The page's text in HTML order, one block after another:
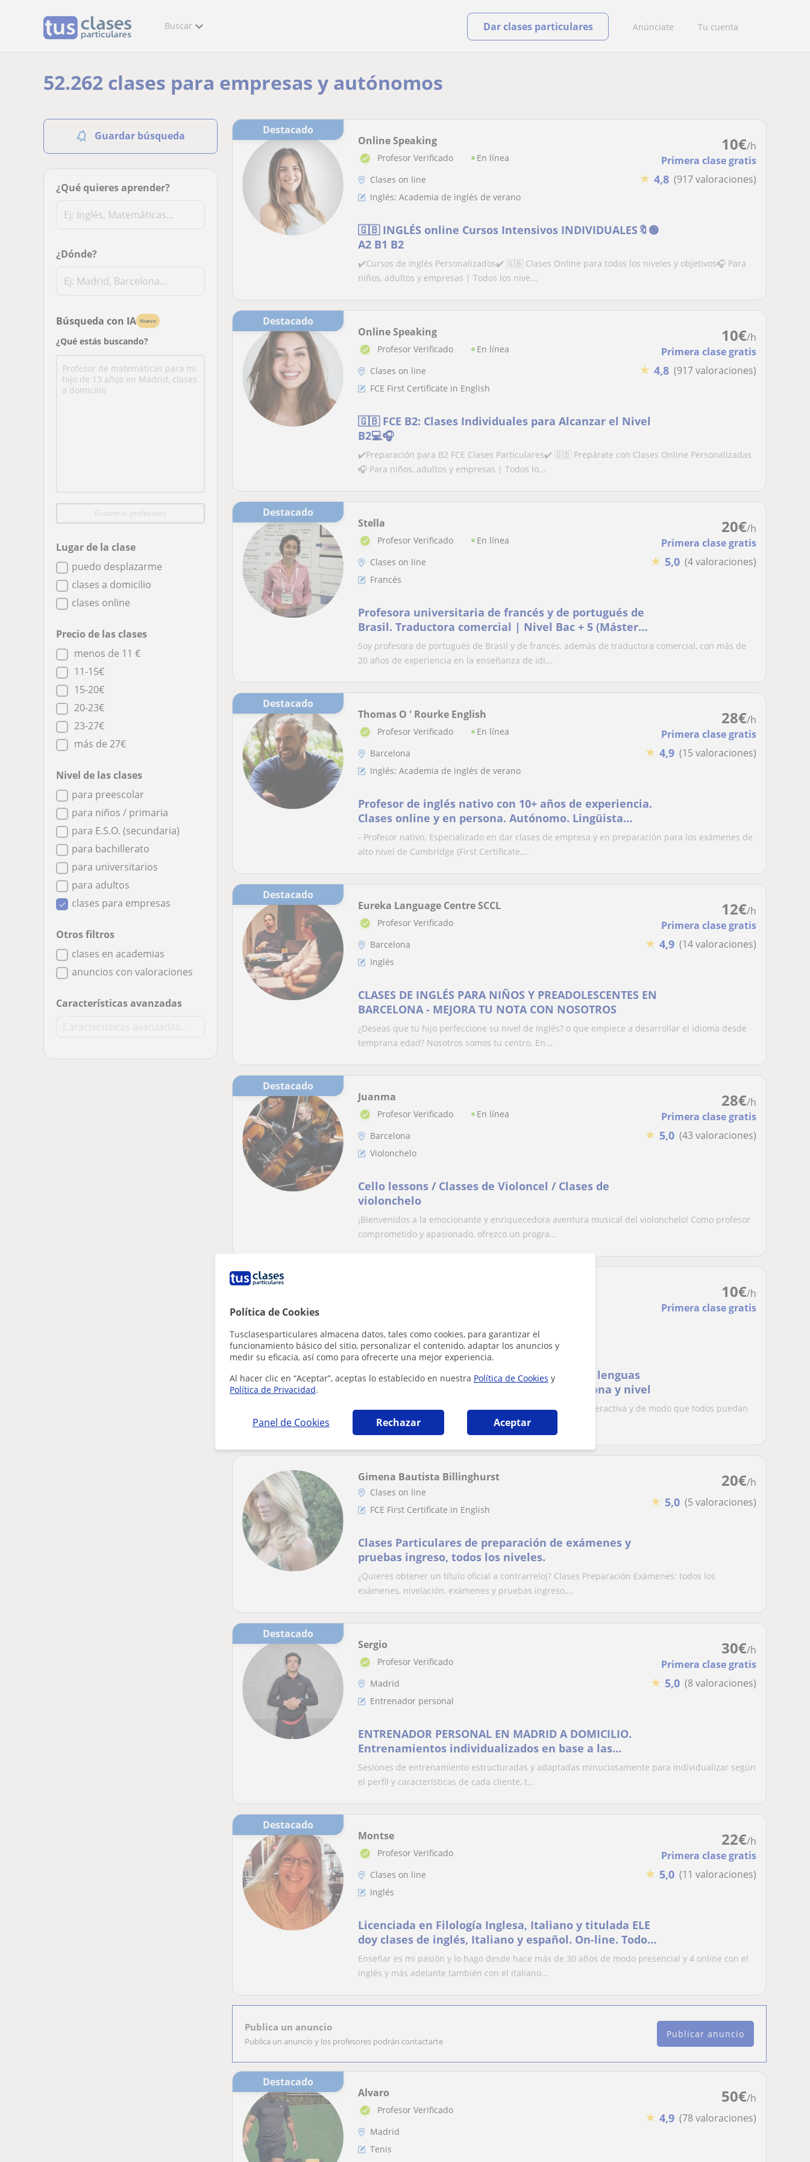
Política de Cookies
Tusclasesparticulares almacena datos, tales como cookies, para garantizar el
funcionamiento básico del sitio, personalizar el contenido, adaptar los anuncios y
medir su eficacia, así como para ofrecerte una mejor experiencia.
Al hacer clic en “Aceptar”, aceptas lo establecido en nuestra Política de Cookies y
Política de Privacidad.
Panel de Cookies Rechazar Aceptar
Buscar Anúnciate Tu cuenta
Dar clases particulares
52.262 clases para empresas y autónomos
Guardar búsqueda
¿Qué quieres aprender?
¿Dónde?
Búsqueda con IA Nuevo
¿Qué estás buscando?
Encontrar profesores
Lugar de la clase
puedo desplazarme
clases a domicilio
clases online
Precio de las clases
menos de 11 €
11-15€
15-20€
20-23€
23-27€
más de 27€
Nivel de las clases
para preescolar
para niños / primaria
para E.S.O. (secundaria)
para bachillerato
para universitarios
para adultos
clases para empresas
Otros filtros
clases en academias
anuncios con valoraciones
Características avanzadas
Destacado
10€/h
Primera clase gratis
★ 4,8 (917 valoraciones)
Online Speaking
Profesor Verificado
En línea
Clases on line
Inglés: Academia de inglés de verano
🇬🇧 INGLÉS online Cursos Intensivos INDIVIDUALES🔖🟢
A2 B1 B2
✔️Cursos de Inglés Personalizados✔️ 🇬🇧 Clases Online para todos los niveles y objetivos🎧 Para
niños, adultos y empresas | Todos los nive...
Destacado
10€/h
Primera clase gratis
★ 4,8 (917 valoraciones)
Online Speaking
Profesor Verificado
En línea
Clases on line
FCE First Certificate in English
🇬🇧 FCE B2: Clases Individuales para Alcanzar el Nivel
B2💻🎧
✔️Preparación para B2 FCE Clases Particulares✔️ 🇬🇧 Prepárate con Clases Online Personalizadas
🎧 Para niños, adultos y empresas | Todos lo...
Destacado
20€/h
Primera clase gratis
★ 5,0 (4 valoraciones)
Stella
Profesor Verificado
En línea
Clases on line
Francés
Profesora universitaria de francés y de portugués de
Brasil. Traductora comercial | Nivel Bac + 5 (Máster
Lyon II) | 20 años de experiencia internacional
Soy profesora de portugués de Brasil y de francés, además de traductora comercial, con más de
20 años de experiencia en la enseñanza de idi...
Destacado
28€/h
Primera clase gratis
★ 4,9 (15 valoraciones)
Thomas O ' Rourke English
Profesor Verificado
En línea
Barcelona
Inglés: Academia de inglés de verano
Profesor de inglés nativo con 10+ años de experiencia.
Clases online y en persona. Autónomo. Lingüista
(grado en español, máster en lingüística, máster y
doctorado en ciencia cognitiva y lenguaje). Clases de
conversación y preparación para exámenes de
- Profesor nativo. Especializado en dar clases de empresa y en preparación para los exámenes de
alto nivel de Cambridge (First Certificate,...
Destacado
12€/h
Primera clase gratis
★ 4,9 (14 valoraciones)
Eureka Language Centre SCCL
Profesor Verificado
Barcelona
Inglés
CLASES DE INGLÉS PARA NIÑOS Y PREADOLESCENTES EN
BARCELONA - MEJORA TU NOTA CON NOSOTROS
¿Deseas que tu hijo perfeccione su nivel de inglés? o que empiece a desarrollar el idioma desde
temprana edad? Nosotros somos tu centro. En...
Destacado
28€/h
Primera clase gratis
★ 5,0 (43 valoraciones)
Juanma
Profesor Verificado
En línea
Barcelona
Violonchelo
Cello lessons / Classes de Violoncel / Clases de
violonchelo
¡Bienvenidos a la emocionante y enriquecedora aventura musical del violonchelo! Como profesor
comprometido y apasionado, ofrezco un progra...
10€/h
Primera clase gratis
Italiano
soy nativa italiana, me estoy graduando en lenguas
modernas. puedo enseñar a cualquier persona y nivel
me gusta enseñar desde siempre. daría clase de forma interactiva y de modo que todos puedan
participar y aprender con las mismas herramient...
20€/h
★ 5,0 (5 valoraciones)
Gimena Bautista Billinghurst
Clases on line
FCE First Certificate in English
Clases Particulares de preparación de exámenes y
pruebas ingreso, todos los niveles.
¿Quieres obtener un título oficial a contrarreloj? Clases Preparación Exámenes: todos los
exámenes, nivelación, exámenes y pruebas ingreso,...
Destacado
30€/h
Primera clase gratis
★ 5,0 (8 valoraciones)
Sergio
Profesor Verificado
Madrid
Entrenador personal
ENTRENADOR PERSONAL EN MADRID A DOMICILIO.
Entrenamientos individualizados en base a las
característica y exigencias del cliente
Sesiones de entrenamiento estructuradas y adaptadas minuciosamente para individualizar según
el perfil y características de cada cliente, t...
Destacado
22€/h
Primera clase gratis
★ 5,0 (11 valoraciones)
Montse
Profesor Verificado
Clases on line
Inglés
Licenciada en Filología Inglesa, Italiano y titulada ELE
doy clases de inglés, Italiano y español. On-line. Todos
los niveles
Enseñar es mi pasión y lo hago desde hace más de 30 años de modo presencial y 4 online con el
inglés y más adelante también con el italiano...
Publica un anuncio
Publica un anuncio y los profesores podrán contactarte
Publicar anuncio
Destacado
50€/h
★ 4,9 (78 valoraciones)
Alvaro
Profesor Verificado
Madrid
Tenis